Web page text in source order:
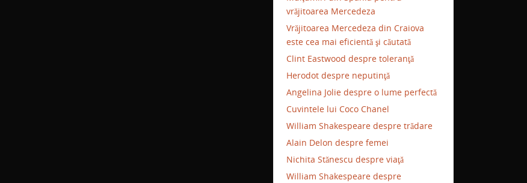
vrăjitoarea Mercedeza
Vrăjitoarea Mercedeza din Craiova
este cea mai eficientă şi căutată
Clint Eastwood despre toleranţă
Herodot despre neputinţă
Angelina Jolie despre o lume perfectă
Cuvintele lui Coco Chanel
William Shakespeare despre trădare
Alain Delon despre femei
Nichita Stănescu despre viaţă
William Shakespeare despre